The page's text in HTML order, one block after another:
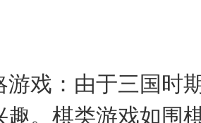
游戏‌：由于三国时
趣。棋类游戏如围